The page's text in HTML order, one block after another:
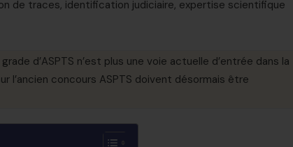
de traces, identification judiciaire, expertise scientifique
d’ASPTS n’est plus une voie actuelle d’entrée dans la
l’ancien concours ASPTS doivent désormais être